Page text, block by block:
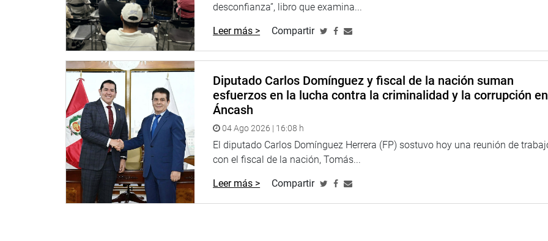
desconfianza”, libro que examina...
Leer más > Compartir
Diputado Carlos Domínguez y fiscal de la nación suman
esfuerzos en la lucha contra la criminalidad y la corrupción en
Áncash
04 Ago 2026 | 16:08 h
El diputado Carlos Domínguez Herrera (FP) sostuvo hoy una reunión de
con el fiscal de la nación, Tomás...
Leer más > Compartir